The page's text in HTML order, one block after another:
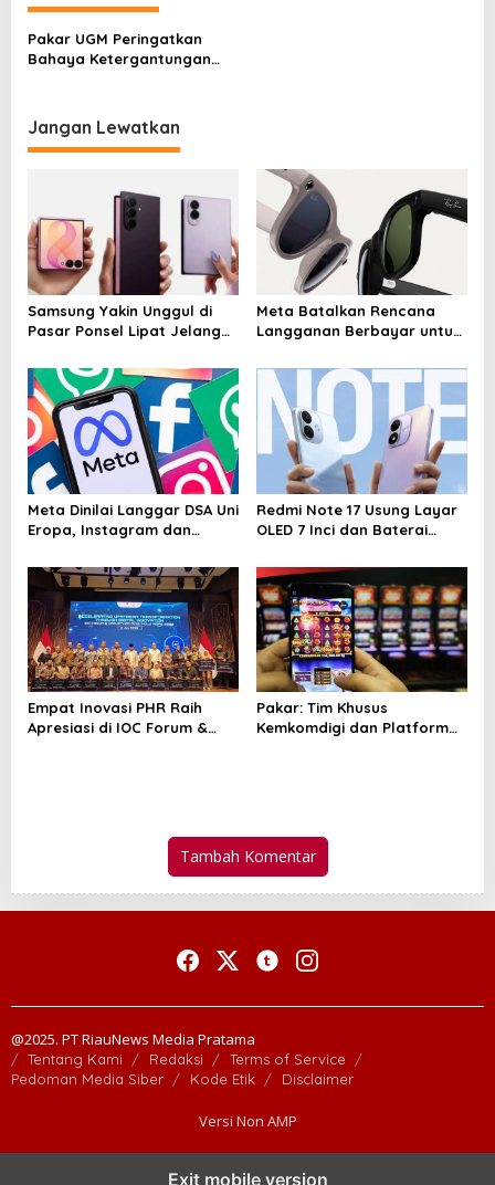
a
s
p
o
Pakar UGM Peringatkan
Bahaya Ketergantungan
Jangan Lewatkan
Samsung Yakin Unggul di
Pasar Ponsel Lipat Jelang
Meta Batalkan Rencana
Langganan Berbayar untuk
Dikritik Pengguna
Meta Dinilai Langgar DSA Uni
Eropa, Instagram dan
Desain Adiktif
Redmi Note 17 Usung Layar
OLED 7 Inci dan Baterai
Empat Inovasi PHR Raih
Apresiasi di IOC Forum &
Pakar: Tim Khusus
Kemkomdigi dan Platform
Tambah Komentar
@2025. PT RiauNews Media Pratama
Tentang Kami Redaksi
Terms of Service
Pedoman Media Siber
Kode Etik Disclaimer
Versi Non AMP
Exit mobile version